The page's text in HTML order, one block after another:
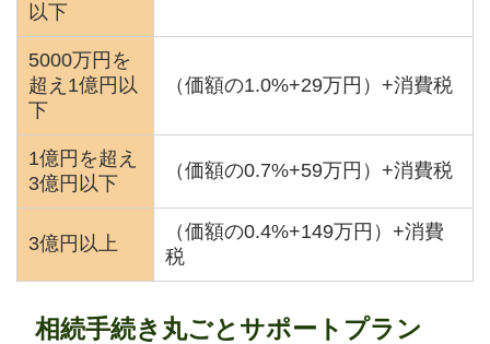
以下
5000万円を
超え1億円以
下
（価額の1.0%+29万円）+消費税
1億円を超え
3億円以下
（価額の0.7%+59万円）+消費税
3億円以上
（価額の0.4%+149万円）+消費
税
相続手続き丸ごとサポートプラン